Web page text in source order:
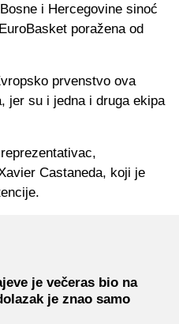
i Hercegovine sinoć
poražena od
prvenstvo ova
jer su i jedna i druga ekipa
Castaneda, koji je
je večeras bio na
je znao samo